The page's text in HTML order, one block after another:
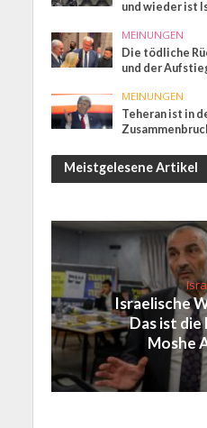
und wieder ist
MEINUNGEN
Die tödliche
und der
MEINUNGEN
Teheran ist in
Meistgelesene Artikel
Israelische
Das ist die
Moshe